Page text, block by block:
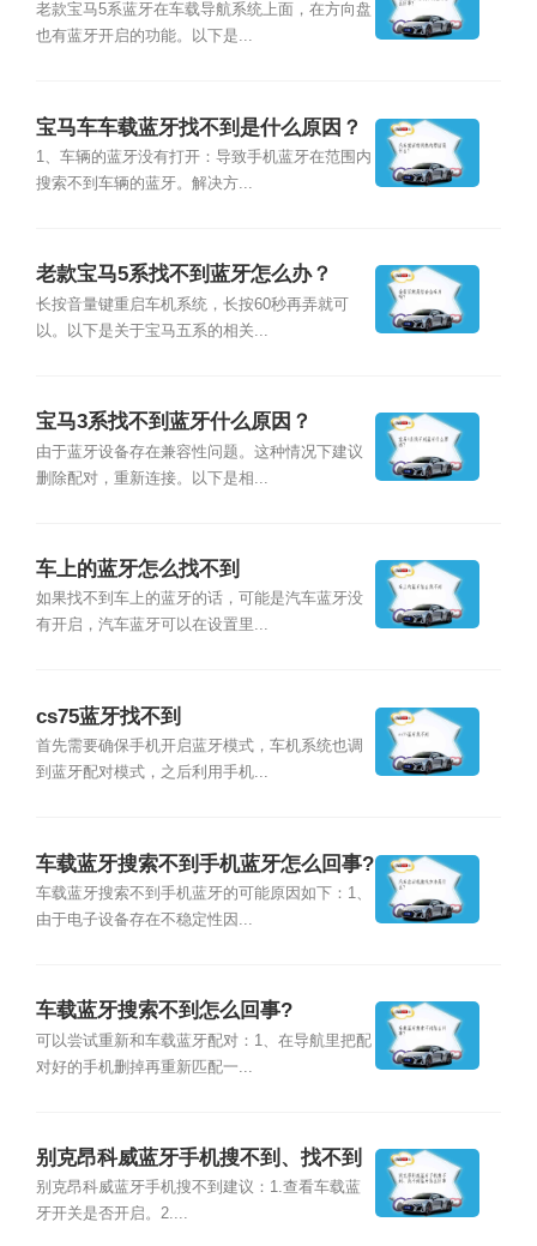
老款宝马5系蓝牙在车载导航系统上面，在方向盘
也有蓝牙开启的功能。以下是...
宝马车车载蓝牙找不到是什么原因？
1、车辆的蓝牙没有打开：导致手机蓝牙在范围内
搜索不到车辆的蓝牙。解决方...
老款宝马5系找不到蓝牙怎么办？
长按音量键重启车机系统，长按60秒再弄就可
以。以下是关于宝马五系的相关...
宝马3系找不到蓝牙什么原因？
由于蓝牙设备存在兼容性问题。这种情况下建议
删除配对，重新连接。以下是相...
车上的蓝牙怎么找不到
如果找不到车上的蓝牙的话，可能是汽车蓝牙没
有开启，汽车蓝牙可以在设置里...
cs75蓝牙找不到
首先需要确保手机开启蓝牙模式，车机系统也调
到蓝牙配对模式，之后利用手机...
车载蓝牙搜索不到手机蓝牙怎么回事?
车载蓝牙搜索不到手机蓝牙的可能原因如下：1、
由于电子设备存在不稳定性因...
车载蓝牙搜索不到怎么回事?
可以尝试重新和车载蓝牙配对：1、在导航里把配
对好的手机删掉再重新匹配一...
别克昂科威蓝牙手机搜不到、找不到
蓝牙怎么回事
别克昂科威蓝牙手机搜不到建议：1.查看车载蓝
牙开关是否开启。2....